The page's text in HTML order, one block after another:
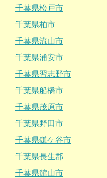
千葉県松戸市
千葉県柏市
千葉県流山市
千葉県浦安市
千葉県習志野市
千葉県船橋市
千葉県茂原市
千葉県野田市
千葉県鎌ケ谷市
千葉県長生郡
千葉県館山市